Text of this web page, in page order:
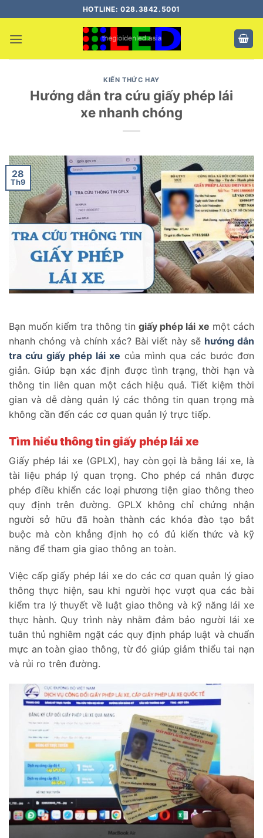
qua
nội
HOTLINE: 028.3842.5001
KIẾN THỨC HAY
Hướng dẫn tra cứu giấy phép lái
xe nhanh chóng
28
Th9
Bạn muốn kiểm tra thông tingiấy phép lái xe một cách
nhanh chóng và chính xác? Bài viết này sẽ hướng dẫn
tra cứu giấy phép lái xe của mình qua các bước đơn
giản. Giúp bạn xác định được tình trạng, thời hạn và
thông tin liên quan một cách hiệu quả. Tiết kiệm thời
gian và dễ dàng quản lý các thông tin quan trọng mà
không cần đến các cơ quan quản lý trực tiếp.
Tìm hiểu thông tin giấy phép lái xe
Giấy phép lái xe (GPLX), hay còn gọi là bằng lái xe, là
tài liệu pháp lý quan trọng. Cho phép cá nhân được
phép điều khiển các loại phương tiện giao thông theo
quy định trên đường. GPLX không chỉ chứng nhận
người sở hữu đã hoàn thành các khóa đào tạo bắt
buộc mà còn khẳng định họ có đủ kiến thức và kỹ
năng để tham gia giao thông an toàn.
Việc cấp giấy phép lái xe do các cơ quan quản lý giao
thông thực hiện, sau khi người học vượt qua các bài
kiểm tra lý thuyết về luật giao thông và kỹ năng lái xe
thực hành. Quy trình này nhằm đảm bảo người lái xe
tuân thủ nghiêm ngặt các quy định pháp luật và chuẩn
mực an toàn giao thông, từ đó giúp giảm thiểu tai nạn
và rủi ro trên đường.